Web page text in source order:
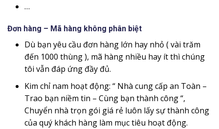
…
Đơn hàng – Mã hàng không phân biệt
Dù bạn yêu cầu đơn hàng lớn hay nhỏ ( vài trăm
đến 1000 thùng ), mã hàng nhiều hay ít thì chúng
tôi vẫn đáp ứng đầy đủ.
Kim chỉ nam hoạt động: “ Nhà cung cấp an Toàn –
Trao bạn niềm tin – Cùng bạn thành công “,
Chuyển nhà trọn gói giá rẻ luôn lấy sự thành công
của quý khách hàng làm mục tiêu hoạt động.